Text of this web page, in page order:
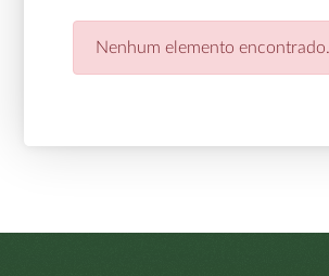
Nenhum elemento encontrado.